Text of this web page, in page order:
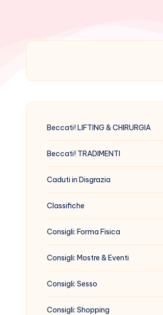
Beccati! LIFTING & CHIRURGIA
Beccati! TRADIMENTI
Caduti in Disgrazia
Classifiche
Consigli: Forma Fisica
Consigli: Mostre & Eventi
Consigli: Sesso
Consigli: Shopping